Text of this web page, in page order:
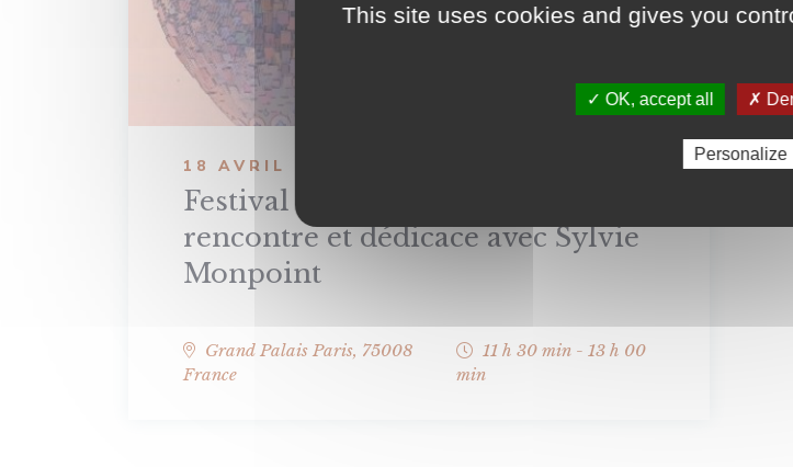
18 AVRIL
Festival du livre de Paris 2026 :
rencontre et dédicace avec Sylvie
Monpoint
Grand Palais Paris, 75008
France
11 h 30 min - 13 h 00
min
This site uses cookies and gives you
✓ OK, accept all ✗
Personalize